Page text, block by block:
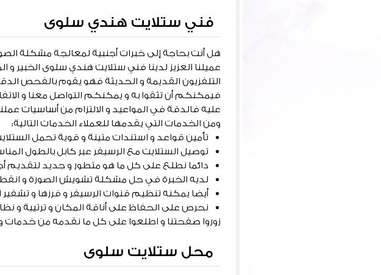
فني ستلايت هندي سلوى
هل أنت بحاجة إلى خبرات أجنبية لمعالجة مشكلة
عميلنا العزيز لدينا فني ستلايت هندي سلوى الخبير و
التلفزيون القديمة و الحديثة فهو يقوم بالفحص
فيمكنكم أن تثقوا به و يمكنكم التواصل معنا و
عليه فالدقة في المواعيد و الالتزام من أساسيات
ومن الخدمات التي يقدمها للعملاء الخدمات التالية:
تأمين قواعد و استندات متينة و قوية تحمل
توصيل الستلايت مع الرسيفر عبر كابل بالطول
دائما نطلع على كل ما هو متطور و جديد
لديه الخبرة في حل مشكلة تشويش الصورة و
أيضا يمكنه تنظيم قنوات الرسيفر و فرزها و
نحرص على الحفاظ على أناقة المكان و ترتيبة و
زوروا صفحتنا و اطلعوا على كل ما نقدمه من
محل ستلايت سلوى